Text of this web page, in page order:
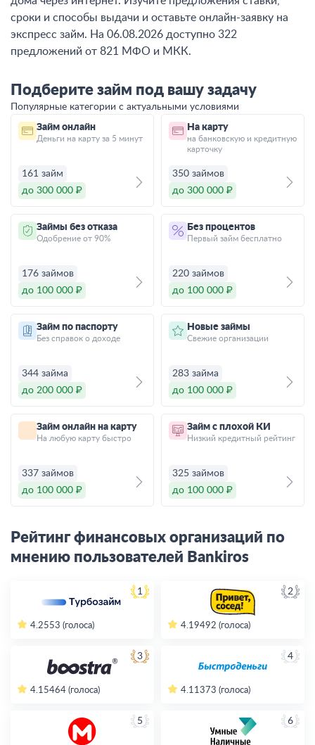
сроки и способы выдачи и оставьте онлайн-заявку на
экспресс займ. На 06.08.2026 доступно 322
предложений от 821 МФО и МКК.
Подберите займ под вашу задачу
Популярные категории с актуальными условиями
Займ онлайн
Деньги на карту за 5 минут
161 займ
до 300 000 ₽
На карту
на банковскую и кредитную
карточку
350 займов
до 300 000 ₽
Займы без отказа
Одобрение от 90%
176 займов
до 100 000 ₽
Без процентов
Первый займ бесплатно
220 займов
до 100 000 ₽
Займ по паспорту
Без справок о доходе
344 займа
до 200 000 ₽
Новые займы
Свежие организации
283 займа
до 100 000 ₽
Займ онлайн на карту
На любую карту быстро
337 займов
до 100 000 ₽
Займ с плохой КИ
Низкий кредитный рейтинг
325 займов
до 100 000 ₽
Рейтинг финансовых организаций по
мнению пользователей Bankiros
1
4.2553 (голоса)
2
4.19492 (голоса)
3
4.15464 (голоса)
4
4.11 373 (голоса)
5 6